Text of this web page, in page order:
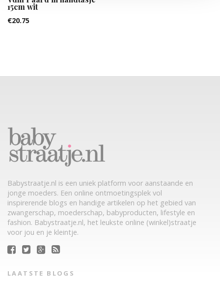
15cm wit
€20.75
Babystraatje.nl is een uniek platform voor aanstaande en
jonge moeders. Een online ontmoetingsplek vol
inspirerende blogs en handige artikelen op het gebied van
zwangerschap, moederschap, babyproducten, lifestyle en
fashion. Babystraatje.nl, het leukste online (winkel)straatje
voor jou en je kleintje.
LAATSTE BLOGS